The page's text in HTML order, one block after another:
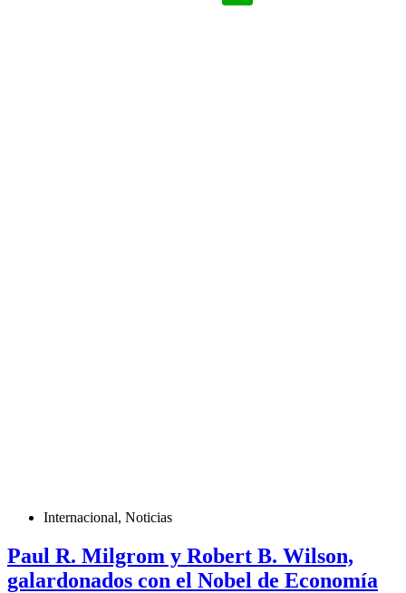
Internacional, Noticias
Paul R. Milgrom y Robert B. Wilson,
galardonados con el Nobel de Economía